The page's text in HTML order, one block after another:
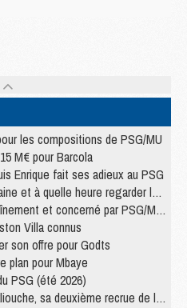
les compositions de PSG/MU
M€ pour Barcola
Enrique fait ses adieux au PSG
à quelle heure regarder le match ?
et concerné par PSG/MU ?
Villa connus
son offre pour Godts
plan pour Mbaye
PSG (été 2026)
sa deuxième recrue de l’été